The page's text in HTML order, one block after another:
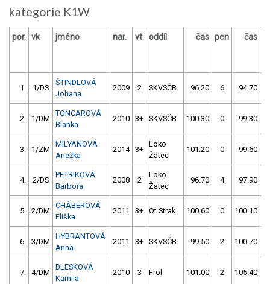
kategorie K1W
por. vk jméno nar. vt oddíl čas pen čas
1. 1/DS
ŠTINDLOVÁ
Johana
2009 2 SKVSČB 96.20 6 94.70
2. 1/DM
TONCAROVÁ
Blanka
2010 3+ SKVSČB 100.30 0 99.30
3. 1/ZM
MILYANOVÁ
Anežka
2014 3+
Loko
Žatec
101.20 0 99.60
4. 2/DS
PETRIKOVÁ
Barbora
2008 2
Loko
Žatec
96.70 4 97.90
5. 2/DM
CHÁBEROVÁ
Eliška
2011 3+ Ot.Strak 100.60 0 100.10
6. 3/DM
HYBRANTOVÁ
Anna
2011 3+ SKVSČB 99.50 2 100.70
7. 4/DM
DLESKOVÁ
Kamila
2010 3 Frol 101.00 2 105.40